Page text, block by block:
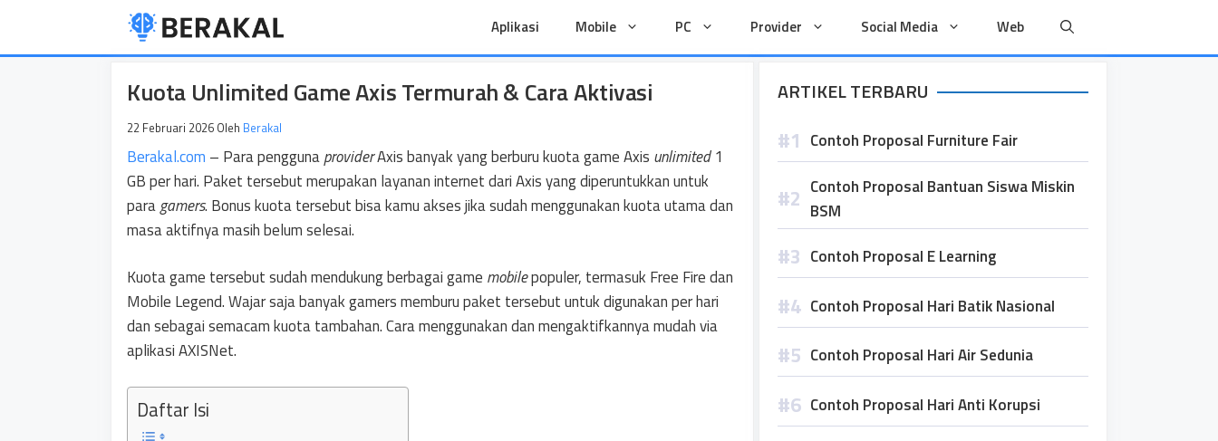
isi
Aplikasi Mobile PC Provider Social Media Web
Kuota Unlimited Game Axis Termurah & Cara Aktivasi
22 Februari 2026 Oleh Berakal
Berakal.com – Para penggunaproviderAxis banyak yang berburu kuota game Axis unlimited1
GB per hari. Paket tersebut merupakan layanan internet dari Axis yang diperuntukkan untuk
paragamers. Bonus kuota tersebut bisa kamu akses jika sudah menggunakan kuota utama dan
masa aktifnya masih belum selesai.
Kuota game tersebut sudah mendukung berbagai game mobilepopuler, termasuk Free Fire dan
Mobile Legend. Wajar saja banyak gamers memburu paket tersebut untuk digunakan per hari
dan sebagai semacam kuota tambahan. Cara menggunakan dan mengaktifkannya mudah via
aplikasi AXISNet.
Daftar Isi
ARTIKEL TERBARU
Contoh Proposal Furniture Fair
Contoh Proposal Bantuan Siswa Miskin
BSM
Contoh Proposal E Learning
Contoh Proposal Hari Batik Nasional
Contoh Proposal Hari Air Sedunia
Contoh Proposal Hari Anti Korupsi